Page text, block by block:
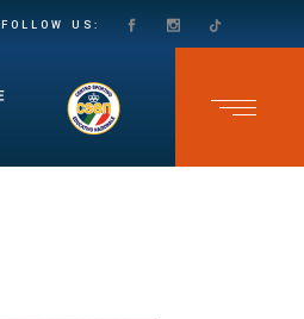
FOLLOW US: